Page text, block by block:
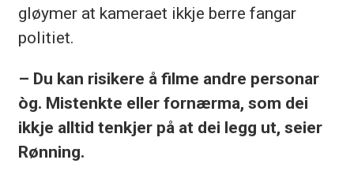
gløymer at kameraet ikkje berre fangar
politiet.
– Du kan risikere å filme andre personar
òg. Mistenkte eller fornærma, som dei
ikkje alltid tenkjer på at dei legg ut, seier
Rønning.